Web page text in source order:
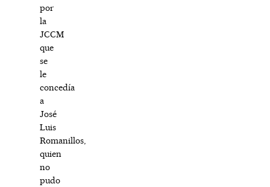
por
la
JCCM
que
se
le
concedía
a
José
Luis
Romanillos,
quien
no
pudo